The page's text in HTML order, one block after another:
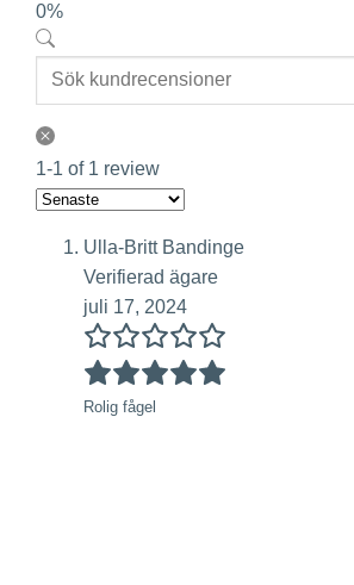
0%
1-1 of 1 review
Ulla-Britt Bandinge
Verifierad ägare
juli 17, 2024
Rolig fågel